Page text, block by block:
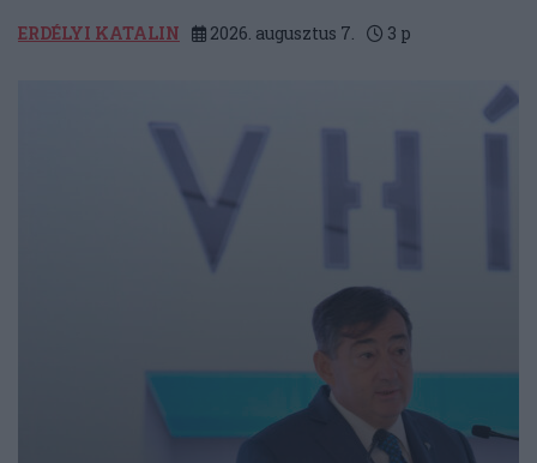
ERDÉLYI KATALIN 2026. augusztus 7. 3 p